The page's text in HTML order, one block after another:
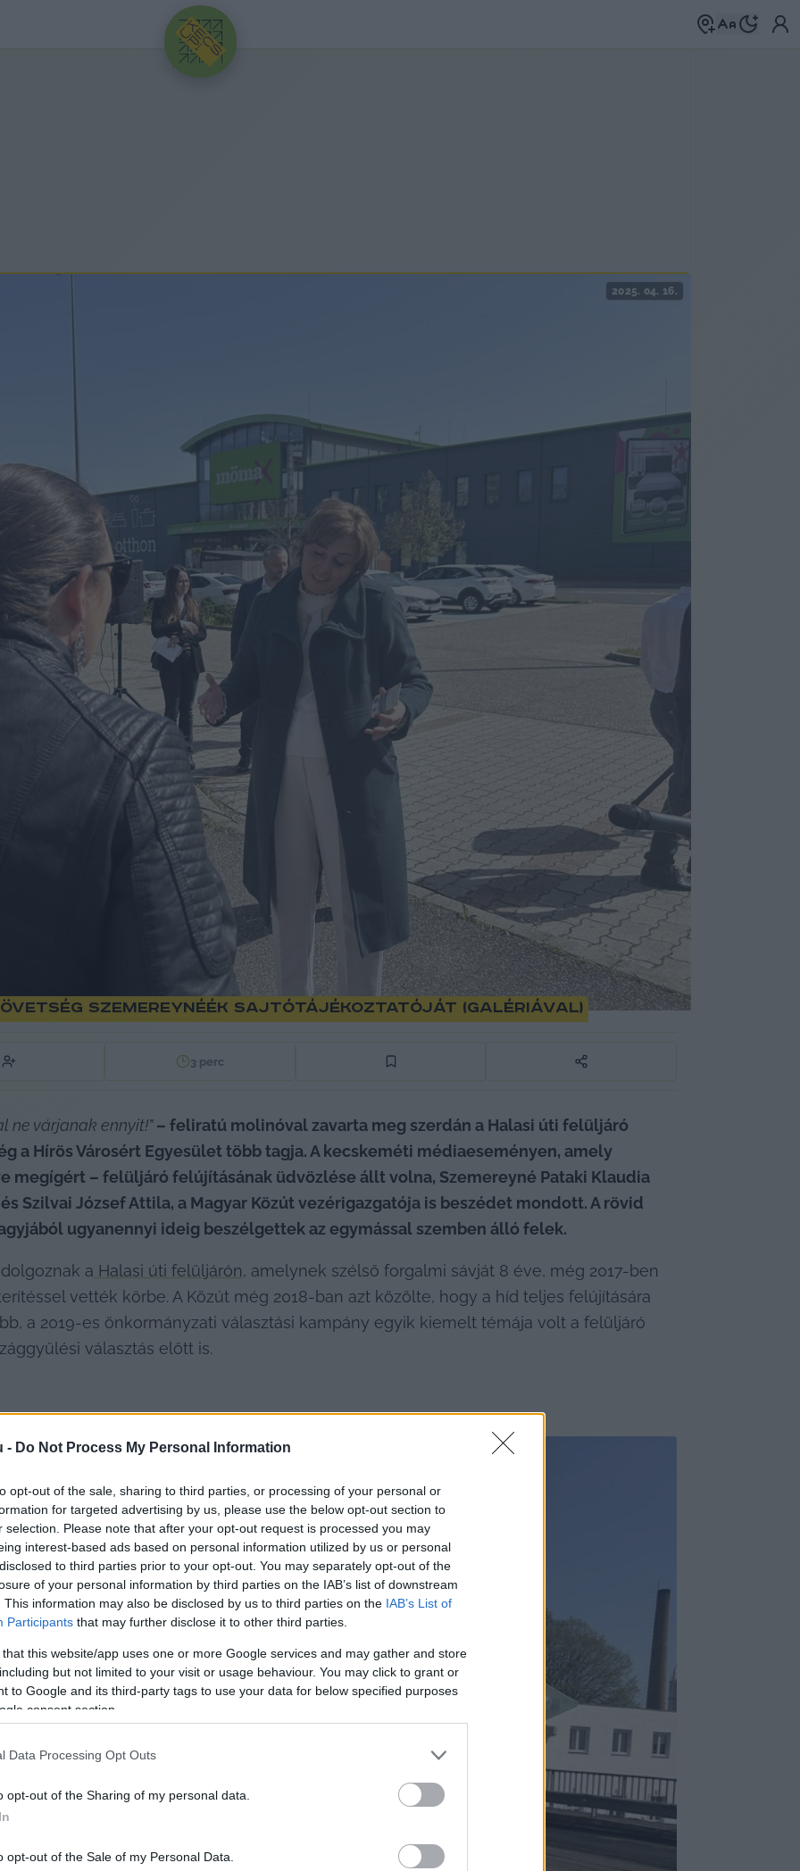
- Do Not Process My Personal Information
opt-out of the sale, sharing to third parties, or processing of your personal or
for targeted advertising by us, please use the below opt-out section to
selection. Please note that after your opt-out request is processed you may
interest-based ads based on personal information utilized by us or personal
to third parties prior to your opt-out. You may separately opt-out of the
of your personal information by third parties on the IAB’s list of downstream
This information may also be disclosed by us to third parties on the IAB’s List of
Participants that may further disclose it to other third parties.
that this website/app uses one or more Google services and may gather and store
but not limited to your visit or usage behaviour. You may click to grant or
to Google and its third-party tags to use your data for below specified purposes
consent section.
Data Processing Opt Outs
opt-out of the Sharing of my personal data.
opt-out of the Sale of my Personal Data.
HIRDETÉS
2025. 04. 16.
Szemereynéék sajtótájékoztatóját (galériával)
3 perc
ne várjanak ennyit!” – feliratú molinóval zavarta meg szerdán a Halasi úti felüljáró
a Hírös Városért Egyesület több tagja. A kecskeméti médiaeseményen, amely
megígért – felüljáró felújításának üdvözlése állt volna, Szemereyné Pataki Klaudia
Szilvai József Attila, a Magyar Közút vezérigazgatója is beszédet mondott. A rövid
ugyanennyi ideig beszélgettek az egymással szemben álló felek.
a Halasi úti felüljárón, amelynek szélső forgalmi sávját 8 éve, még 2017-ben
vették körbe. A Közút még 2018-ban azt közölte, hogy a híd teljes felújítására
a 2019-es önkormányzati választási kampány egyik kiemelt témája volt a felüljáró
választás előtt is.